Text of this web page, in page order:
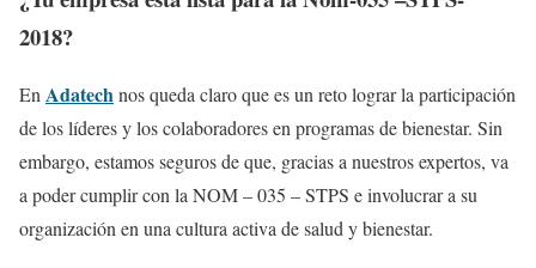
2018?
EnAdatechnos queda claro que es un reto lograr la participación
de los líderes y los colaboradores en programas de bienestar. Sin
embargo, estamos seguros de que, gracias a nuestros expertos, va
a poder cumplir con la NOM – 035 – STPS e involucrar a su
organización en una cultura activa de salud y bienestar.